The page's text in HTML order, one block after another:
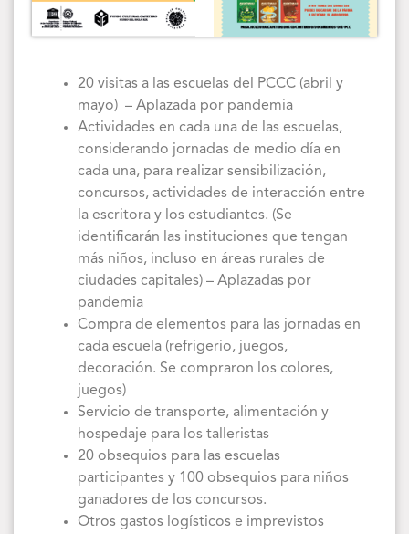
20 visitas a las escuelas del PCCC (abril y
mayo) – Aplazada por pandemia
Actividades en cada una de las escuelas,
considerando jornadas de medio día en
cada una, para realizar sensibilización,
concursos, actividades de interacción entre
la escritora y los estudiantes. (Se
identificarán las instituciones que tengan
más niños, incluso en áreas rurales de
ciudades capitales) – Aplazadas por
pandemia
Compra de elementos para las jornadas en
cada escuela (refrigerio, juegos,
decoración. Se compraron los colores,
juegos)
Servicio de transporte, alimentación y
hospedaje para los talleristas
20 obsequios para las escuelas
participantes y 100 obsequios para niños
ganadores de los concursos.
Otros gastos logísticos e imprevistos